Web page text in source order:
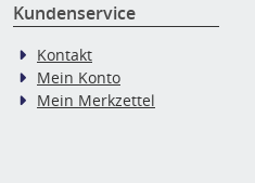
Kundenservice
Kontakt
Mein Konto
Mein Merkzettel